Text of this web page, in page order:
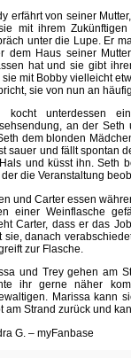
erfährt von seiner
mit ihrem
unter die Lupe. Er
dem Haus seiner
hat und sie gibt
sie mit Bobby vielleicht
sie von nun an
kocht unterdessen
an der
dem blonden
sauer und fällt spontan
und küsst ihn. Seth
die Veranstaltung
und Carter essen
einer Weinflasche
Carter, dass er das
sie, danach
zur Flasche.
und Trey gehen am
ihr gerne näher
Marissa kann
am Strand zurück und
G. – myFanbase